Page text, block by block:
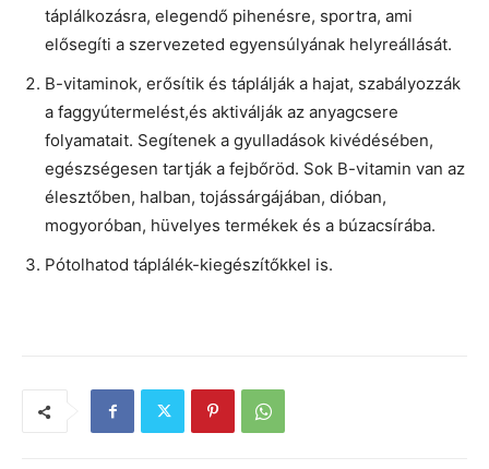
táplálkozásra, elegendő pihenésre, sportra, ami
elősegíti a szervezeted egyensúlyának helyreállását.
B-vitaminok, erősítik és táplálják a hajat, szabályozzák
a faggyútermelést,és aktiválják az anyagcsere
folyamatait. Segítenek a gyulladások kivédésében,
egészségesen tartják a fejbőröd. Sok B-vitamin van az
élesztőben, halban, tojássárgájában, dióban,
mogyoróban, hüvelyes termékek és a búzacsírába.
Pótolhatod táplálék-kiegészítőkkel is.